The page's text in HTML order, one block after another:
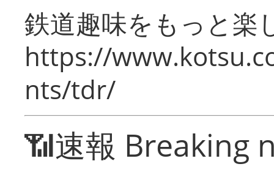
鉄道趣味をもっと楽
https://
nts/tdr/
📶速報 Breaking